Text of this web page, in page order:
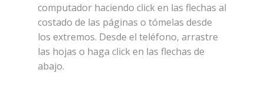
computador haciendo click en las flechas al
costado de las páginas o tómelas desde
los extremos. Desde el teléfono, arrastre
las hojas o haga click en las flechas de
abajo.